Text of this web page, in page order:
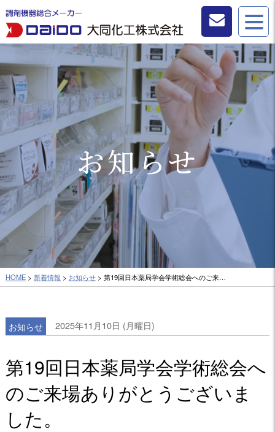
お問い合わせ
お知らせ
HOME> 新着情報 > お知らせ> 第19回日本薬局学会学術総会へのご来…
お知らせ 2025年11月10日 (月曜日)
第19回日本薬局学会学術総会へ
のご来場ありがとうございま
した。